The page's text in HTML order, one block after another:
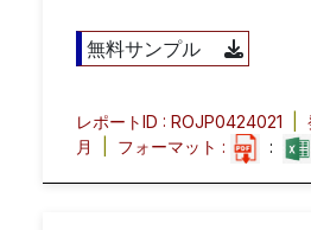
無料サンプル
レポートID : ROJP0424021
月
フォーマット : :